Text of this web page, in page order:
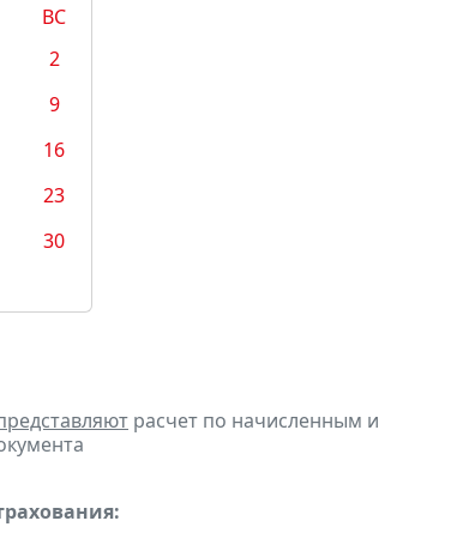
ВС
2
9
16
23
30
расчет по начисленным и